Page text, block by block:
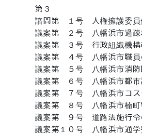
第３
諮問第 １号 人権擁護委員
議案第 ２号 八幡浜市過疎
議案第 ３号 行政組織機構
議案第 ４号 八幡浜市職員
議案第 ５号 八幡浜市消防
議案第 ６号 八幡浜市都市
議案第 ７号 八幡浜市コス
議案第 ８号 八幡浜市楠町
議案第 ９号 道路法施行令
議案第１０号 八幡浜市通学